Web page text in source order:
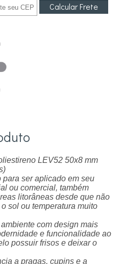
LEV52 50x8 mm
ser aplicado em seu
ou comercial, também
litorâneas desde que não
sol ou temperatura muito
com design mais
e funcionalidade ao
possuir frisos e deixar o
a pragas, cupins e a